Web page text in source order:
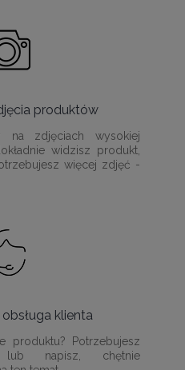
produktów
na zdjęciach wysokiej
widzisz produkt,
więcej zdjęć -
klienta
produktu? Potrzebujesz
lub napisz, chętnie